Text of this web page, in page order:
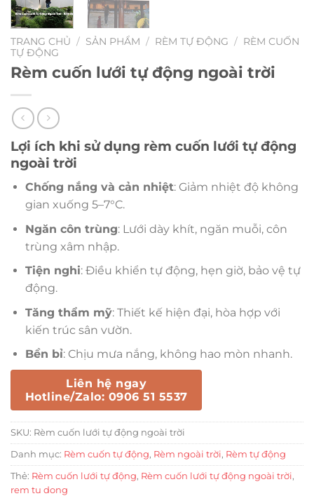
TRANG CHỦ / SẢN PHẨM / RÈM TỰ ĐỘNG / RÈM CUỐN
TỰ ĐỘNG
Rèm cuốn lưới tự động ngoài trời
Lợi ích khi sử dụng rèm cuốn lưới tự động
ngoài trời
Chống nắng và cản nhiệt: Giảm nhiệt độ không
gian xuống 5–7°C.
Ngăn côn trùng: Lưới dày khít, ngăn muỗi, côn
trùng xâm nhập.
Tiện nghi: Điều khiển tự động, hẹn giờ, bảo vệ tự
động.
Tăng thẩm mỹ: Thiết kế hiện đại, hòa hợp với
kiến trúc sân vườn.
Bền bỉ: Chịu mưa nắng, không hao mòn nhanh.
Liên hệ ngay
Hotline/Zalo: 0906 51 5537
SKU: Rèm cuốn lưới tự động ngoài trời
Danh mục: Rèm cuốn tự động, Rèm ngoài trời, Rèm tự động
Thẻ: Rèm cuốn lưới tự động, Rèm cuốn lưới tự động ngoài trời,
rem tu dong